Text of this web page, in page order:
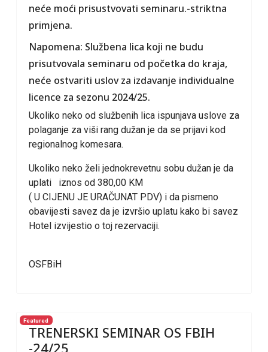
neće moći prisustvovati seminaru.-striktna
primjena.
Napomena: Službena lica koji ne budu
prisutvovala seminaru od početka do kraja,
neće ostvariti uslov za izdavanje individualne
licence za sezonu 2024/25.
Ukoliko neko od službenih lica ispunjava uslove za
polaganje za viši rang dužan je da se prijavi kod
regionalnog komesara.
Ukoliko neko želi jednokrevetnu sobu dužan je da
uplati iznos od 380,00 KM
( U CIJENU JE URAČUNAT PDV) i da pismeno
obavijesti savez da je izvršio uplatu kako bi savez
Hotel izvijestio o toj rezervaciji.
OSFBiH
Featured
TRENERSKI SEMINAR OS FBIH
-24/25